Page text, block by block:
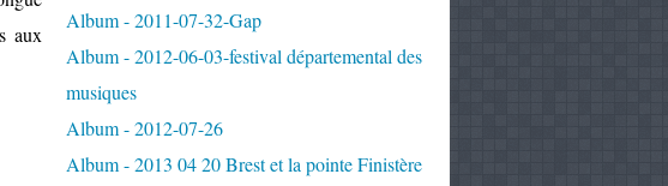
aux
Album - 2011-07-32-Gap
Album - 2012-06-03-festival départemental des
musiques
Album - 2012-07-26
Album - 2013 04 20 Brest et la pointe Finistère